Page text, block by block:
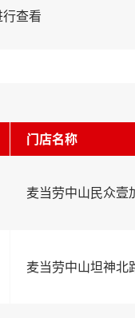
查看
门店名称
麦当劳中山民众壹
麦当劳中山坦神北